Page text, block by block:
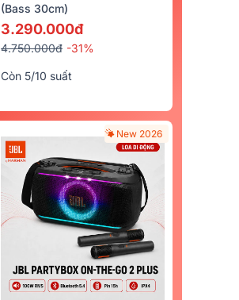
(bass 30cm)
3.290.000đ
4.750.000đ -31%
Còn 5/10 suất
New 2026